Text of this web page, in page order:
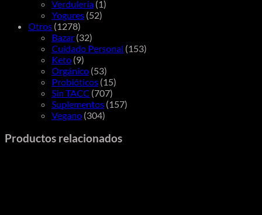
Verdulería (1)
Yogures (52)
Otros (1278)
Bazar (32)
Cuidado Personal (153)
Keto (9)
Orgánico (53)
Probióticos (15)
Sin TACC (707)
Suplementos (157)
Vegano (304)
Productos relacionados